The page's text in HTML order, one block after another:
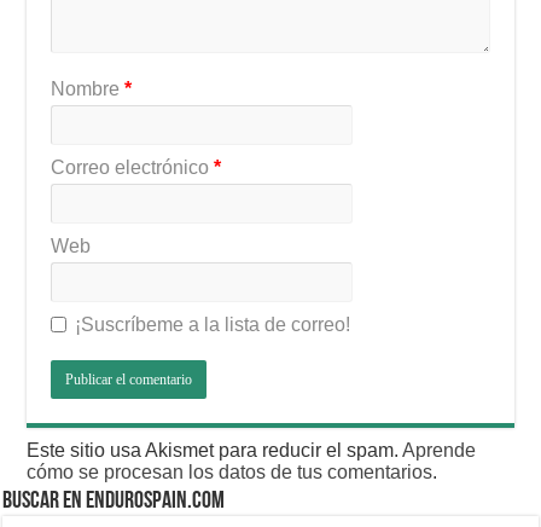
Nombre*
Correo electrónico*
Web
¡Suscríbeme a la lista de correo!
Este sitio usa Akismet para reducir el spam.Aprende
cómo se procesan los datos de tus comentarios.
BUSCAR EN ENDUROSPAIN.COM